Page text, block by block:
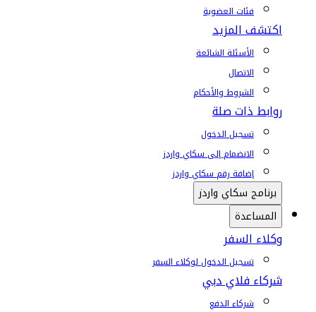
فئات العضوية
اكتشف المزيد
الأسئلة الشائعة
الاتصال
الشروط والأحكام
روابط ذات صلة
تسجيل الدخول
الانضمام إلى سكاي واردز
إضافة رقم سكاي واردز
برنامج سكاي واردز
المساعدة
وكلاء السفر
تسجيل الدخول لوكلاء السفر
شركاء فلاي دبي
شركاء الدفع